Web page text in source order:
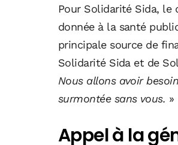
Pour Solidarité Sida, le
donnée à la santé
principale source de
Solidarité Sida et de
Nous allons avoir
surmontée sans vous. »
Appel à la